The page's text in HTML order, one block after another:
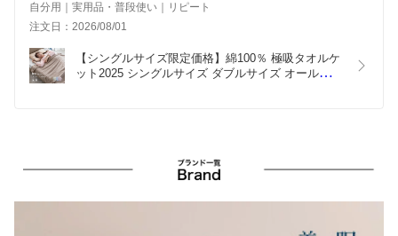
自分用｜実用品・普段使い｜リピート
注文日：2026/08/01
【シングルサイズ限定価格】綿100％ 極吸タオルケ
ット2025 シングルサイズ ダブルサイズ オールコッ